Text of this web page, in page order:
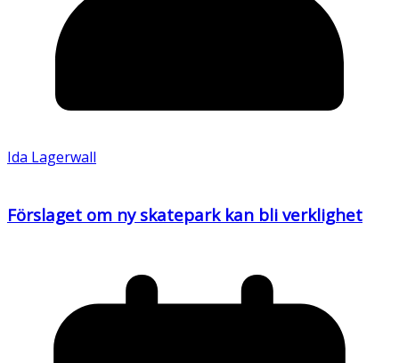
Ida Lagerwall
Förslaget om ny skatepark kan bli verklighet